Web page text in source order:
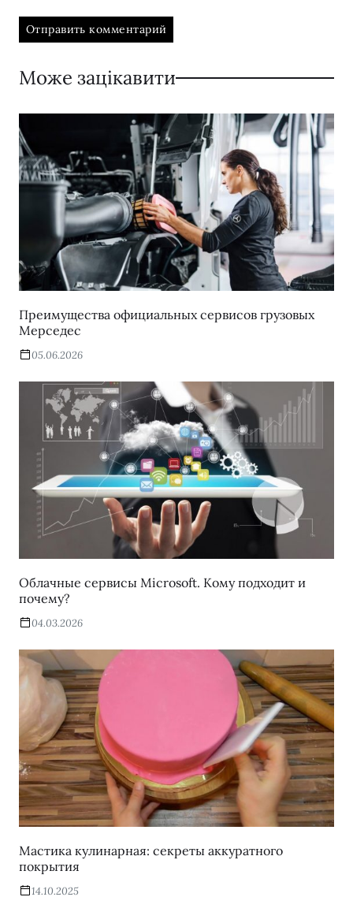
Може зацікавити
Преимущества официальных сервисов грузовых
Мерседес
05.06.2026
Облачные сервисы Microsoft. Кому подходит и
почему?
04.03.2026
Мастика кулинарная: секреты аккуратного
покрытия
14.10.2025